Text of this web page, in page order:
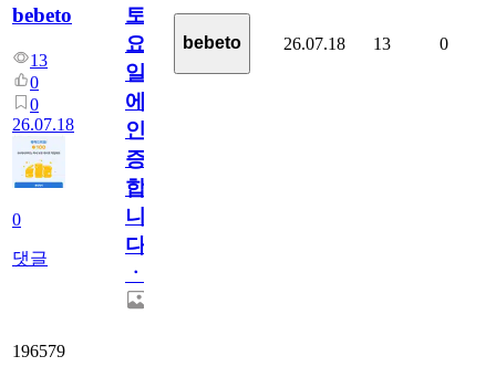
bebeto
13
0
0
26.07.18
0
댓글
토
요
일
에
인
증
합
니
다
ㆍ
bebeto 26.07.18 13 0
196579